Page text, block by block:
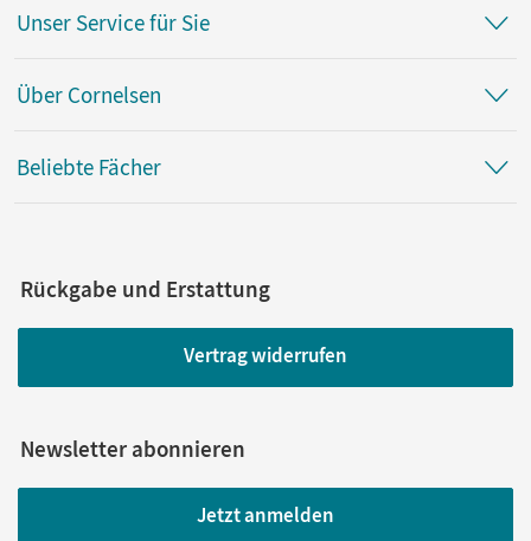
Unser Service für Sie
Über Cornelsen
Beliebte Fächer
Rückgabe und Erstattung
Vertrag widerrufen
Newsletter abonnieren
Jetzt anmelden